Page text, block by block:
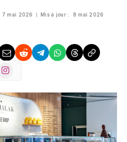
7 mai 2026 Mis à jour : 8 mai 2026
Instagram